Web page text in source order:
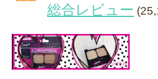
総合レビュー